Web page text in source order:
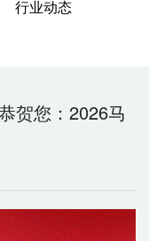
行业动态
贺您：2026马